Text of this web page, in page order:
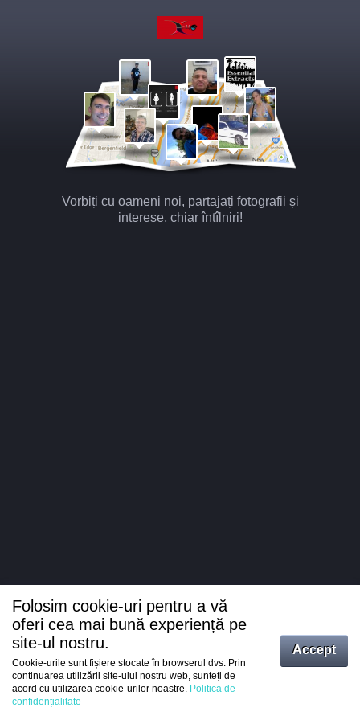
Vorbiți cu oameni noi, partajați fotografii și
interese, chiar întîlniri!
Intrați
Folosim cookie-uri pentru a vă
oferi cea mai bună experiență pe
site-ul nostru.
Cookie-urile sunt fișiere stocate în browserul dvs. Prin
continuarea utilizării site-ului nostru web, sunteți de
acord cu utilizarea cookie-urilor noastre. Politica de
confidențialitate
Accept